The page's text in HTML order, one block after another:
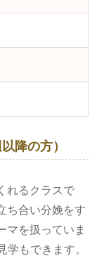
降の方）
れるクラスで
ち合い分娩をす
マを扱っていま
もできます。